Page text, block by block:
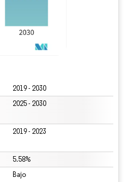
2019 - 2030
2025 - 2030
2019 - 2023
5.58%
Bajo